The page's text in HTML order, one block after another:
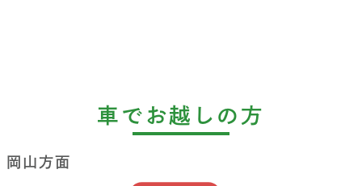
車でお越しの方
岡山方面